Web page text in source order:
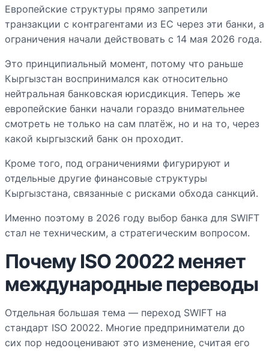
Европейские структуры прямо запретили
транзакции с контрагентами из ЕС через эти банки, а
ограничения начали действовать с 14 мая 2026 года.
Это принципиальный момент, потому что раньше
Кыргызстан воспринимался как относительно
нейтральная банковская юрисдикция. Теперь же
европейские банки начали гораздо внимательнее
смотреть не только на сам платёж, но и на то, через
какой кыргызский банк он проходит.
Кроме того, под ограничениями фигурируют и
отдельные другие финансовые структуры
Кыргызстана, связанные с рисками обхода санкций.
Именно поэтому в 2026 году выбор банка для SWIFT
стал не техническим, а стратегическим вопросом.
Почему ISO 20022 меняет
международные переводы
Отдельная большая тема — переход SWIFT на
стандарт ISO 20022. Многие предприниматели до
сих пор недооценивают это изменение, считая его